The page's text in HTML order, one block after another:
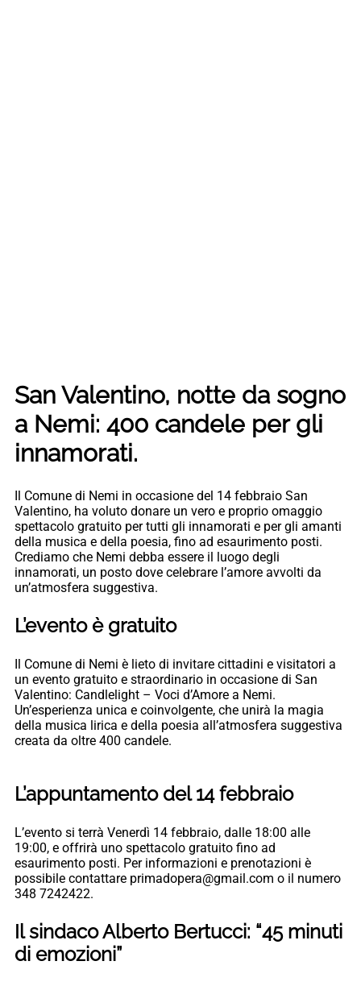
San Valentino, notte da sogno
a Nemi: 400 candele per gli
innamorati.
Il Comune di Nemi in occasione del 14 febbraio San
Valentino, ha voluto donare un vero e proprio omaggio
spettacolo gratuito per tutti gli innamorati e per gli amanti
della musica e della poesia, fino ad esaurimento posti.
Crediamo che Nemi debba essere il luogo degli
innamorati, un posto dove celebrare l’amore avvolti da
un’atmosfera suggestiva.
L’evento è gratuito
Il Comune di Nemi è lieto di invitare cittadini e visitatori a
un evento gratuito e straordinario in occasione di San
Valentino: Candlelight – Voci d’Amore a Nemi.
Un’esperienza unica e coinvolgente, che unirà la magia
della musica lirica e della poesia all’atmosfera suggestiva
creata da oltre 400 candele.
L’appuntamento del 14 febbraio
L’evento si terrà Venerdì 14 febbraio, dalle 18:00 alle
19:00, e offrirà uno spettacolo gratuito fino ad
esaurimento posti. Per informazioni e prenotazioni è
possibile contattare primadopera@gmail.com o il numero
348 7242422.
Il sindaco Alberto Bertucci: “45 minuti
di emozioni”